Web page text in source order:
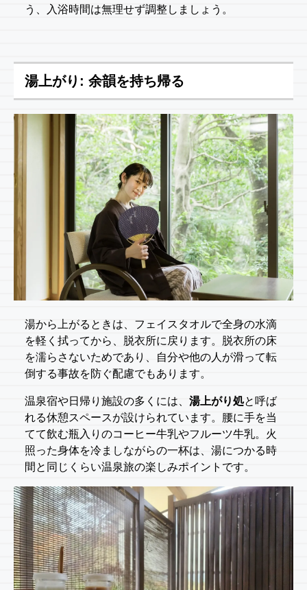
う、入浴時間は無理せず調整しましょう。
湯上がり: 余韻を持ち帰る
湯から上がるときは、フェイスタオルで全身の水滴
を軽く拭ってから、脱衣所に戻ります。脱衣所の床
を濡らさないためであり、自分や他の人が滑って転
倒する事故を防ぐ配慮でもあります。
温泉宿や日帰り施設の多くには、 湯上がり処と呼ば
れる休憩スペースが設けられています。腰に手を当
てて飲む瓶入りのコーヒー牛乳やフルーツ牛乳。火
照った身体を冷ましながらの一杯は、湯につかる時
間と同じくらい温泉旅の楽しみポイントです。